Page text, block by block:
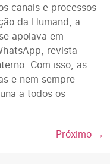
canais e processos
da Humand, a
apoiava em
revista
Com isso, as
e nem sempre
a todos os
Próximo →